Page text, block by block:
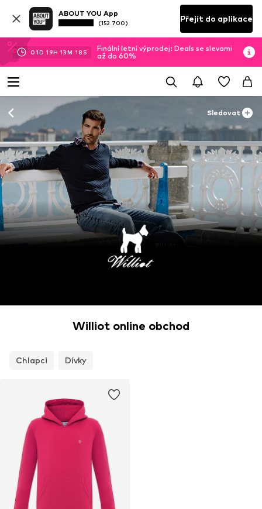
ABOUT YOU App
(152 700) Přejít do aplikace
01D 19H 13M 18 S
Finální letní výprodej: Deals se slevami
až do 60%
Sledovat
Williot online obchod
Chlapci Dívky